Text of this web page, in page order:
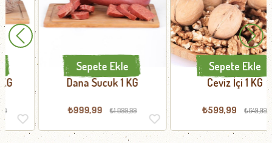
Dana Sucuk 1 KG
₺999,99 ₺1.099,99
Sepete Ekle
Ceviz İçi 1 KG
₺599,99 ₺649,99
Sepete Ekle